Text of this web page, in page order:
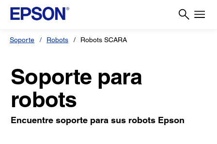
Soporte Robots Robots SCARA
Soporte para
robots
Encuentre soporte para sus robots Epson